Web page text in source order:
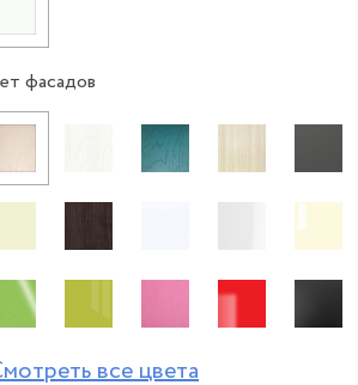
фасадов
все цвета